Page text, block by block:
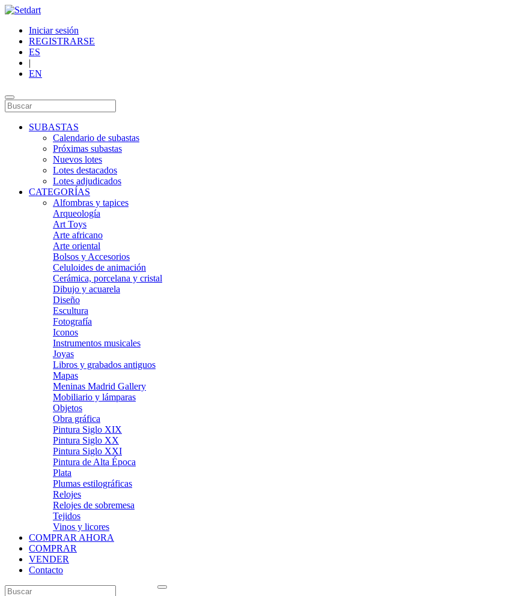
Iniciar sesión
REGISTRARSE
ES
|
EN
SUBASTAS
Calendario de subastas
Próximas subastas
Nuevos lotes
Lotes destacados
Lotes adjudicados
CATEGORÍAS
Alfombras y tapices
Arqueología
Art Toys
Arte africano
Arte oriental
Bolsos y Accesorios
Celuloides de animación
Cerámica, porcelana y cristal
Dibujo y acuarela
Diseño
Escultura
Fotografía
Iconos
Instrumentos musicales
Joyas
Libros y grabados antiguos
Mapas
Meninas Madrid Gallery
Mobiliario y lámparas
Objetos
Obra gráfica
Pintura Siglo XIX
Pintura Siglo XX
Pintura Siglo XXI
Pintura de Alta Época
Plata
Plumas estilográficas
Relojes
Relojes de sobremesa
Tejidos
Vinos y licores
COMPRAR AHORA
COMPRAR
VENDER
Contacto